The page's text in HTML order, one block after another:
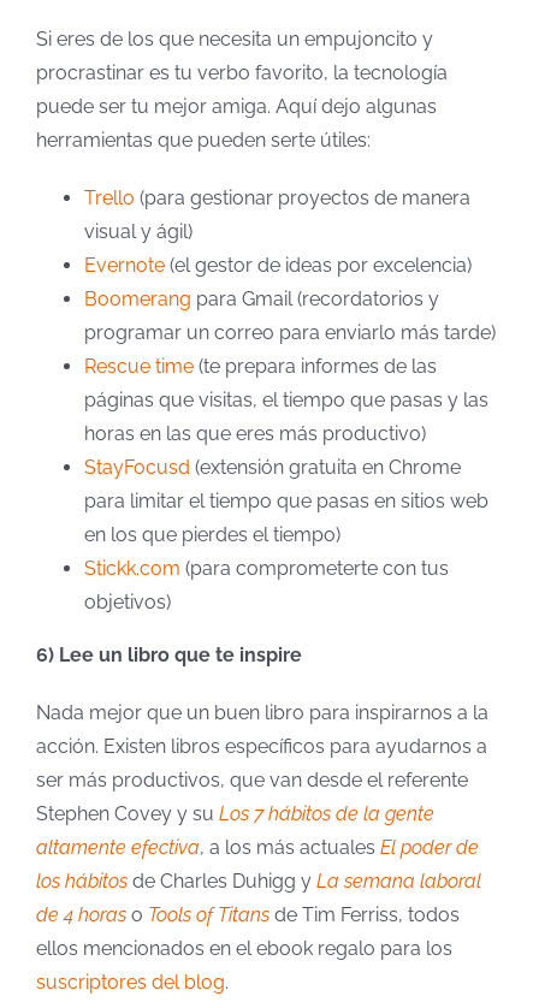
Si eres de los que necesita un empujoncito y
procrastinar es tu verbo favorito, la tecnología
puede ser tu mejor amiga. Aquí dejo algunas
herramientas que pueden serte útiles:
Trello (para gestionar proyectos de manera
visual y ágil)
Evernote (el gestor de ideas por excelencia)
Boomerang para Gmail (recordatorios y
programar un correo para enviarlo más tarde)
Rescue time (te prepara informes de las
páginas que visitas, el tiempo que pasas y las
horas en las que eres más productivo)
StayFocusd (extensión gratuita en Chrome
para limitar el tiempo que pasas en sitios web
en los que pierdes el tiempo)
Stickk.com (para comprometerte con tus
objetivos)
6) Lee un libro que te inspire
Nada mejor que un buen libro para inspirarnos a la
acción. Existen libros específicos para ayudarnos a
ser más productivos, que van desde el referente
Stephen Covey y su Los 7 hábitos de la gente
altamente efectiva, a los más actuales El poder de
los hábitos de Charles Duhigg y La semana laboral
de 4 horas o Tools of Titans de Tim Ferriss, todos
ellos mencionados en el ebook regalo para los
suscriptores del blog.